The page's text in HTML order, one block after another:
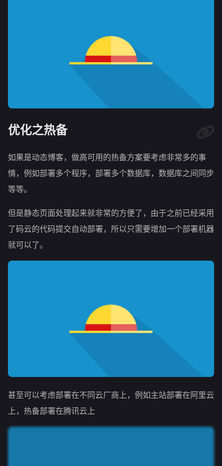
优化之热备
如果是动态博客，做高可用的热备方案要考虑非常多的事
情，例如部署多个程序，部署多个数据库，数据库之间同步
等等。
但是静态页面处理起来就非常的方便了，由于之前已经采用
了码云的代码提交自动部署，所以只需要增加一个部署机器
就可以了。
甚至可以考虑部署在不同云厂商上，例如主站部署在阿里云
上，热备部署在腾讯云上